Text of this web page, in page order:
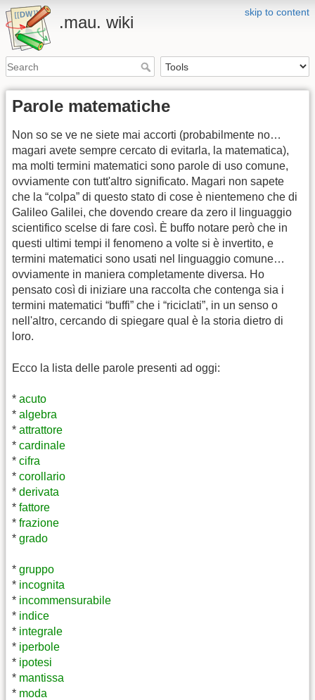
skip to content
.mau. wiki
Parole matematiche
Non so se ve ne siete mai accorti (probabilmente no…
magari avete sempre cercato di evitarla, la matematica),
ma molti termini matematici sono parole di uso comune,
ovviamente con tutt'altro significato. Magari non sapete
che la “colpa” di questo stato di cose è nientemeno che di
Galileo Galilei, che dovendo creare da zero il linguaggio
scientifico scelse di fare così. È buffo notare però che in
questi ultimi tempi il fenomeno a volte si è invertito, e
termini matematici sono usati nel linguaggio comune…
ovviamente in maniera completamente diversa. Ho
pensato così di iniziare una raccolta che contenga sia i
termini matematici “buffi” che i “riciclati”, in un senso o
nell'altro, cercando di spiegare qual è la storia dietro di
loro.
Ecco la lista delle parole presenti ad oggi:
* acuto
* algebra
* attrattore
* cardinale
* cifra
* corollario
* derivata
* fattore
* frazione
* grado
* gruppo
* incognita
* incommensurabile
* indice
* integrale
* iperbole
* ipotesi
* mantissa
* moda